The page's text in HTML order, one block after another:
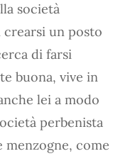
società
un posto
di farsi
buona, vive in
lei a modo
perbenista
menzogne, come